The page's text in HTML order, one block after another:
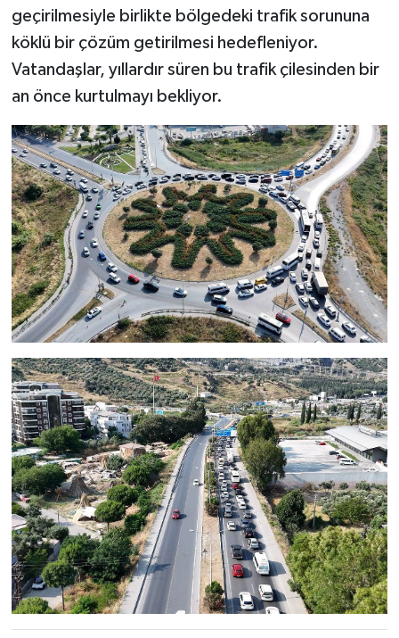
geçirilmesiyle birlikte bölgedeki trafik sorununa
köklü bir çözüm getirilmesi hedefleniyor.
Vatandaşlar, yıllardır süren bu trafik çilesinden bir
an önce kurtulmayı bekliyor.